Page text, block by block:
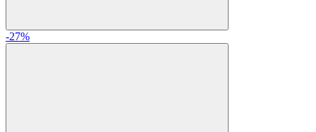
-27%